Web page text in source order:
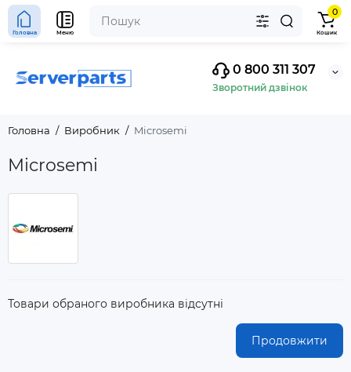
0 800 311 307
Зворотний дзвінок
Головна Меню
0
Кошик
Головна Виробник Microsemi
Microsemi
Товари обраного виробника відсутні
Продовжити